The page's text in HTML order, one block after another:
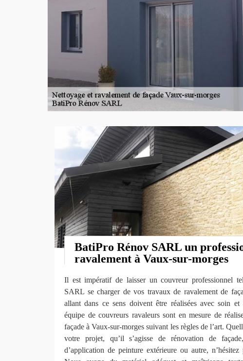
BatiPro Rénov SARL un
ravalement à Vaux-sur-morges
Il est impératif de laisser un couvreur professionnel
SARL se charger de vos travaux de ravalement de
allant dans ce sens doivent être réalisées avec soin
équipe de couvreurs ravaleurs sont en mesure de
façade à Vaux-sur-morges suivant les règles de l’art.
votre projet, qu’il s’agisse de rénovation de
d’application de peinture extérieure ou autre, n’hésitez